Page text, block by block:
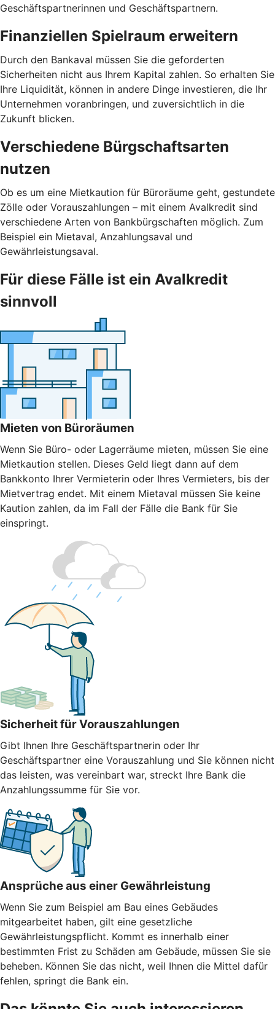
Geschäftspartnerinnen und Geschäftspartnern.
Finanziellen Spielraum erweitern
Durch den Bankaval müssen Sie die geforderten
Sicherheiten nicht aus Ihrem Kapital zahlen. So erhalten Sie
Ihre Liquidität, können in andere Dinge investieren, die Ihr
Unternehmen voranbringen, und zuversichtlich in die
Zukunft blicken.
Verschiedene Bürgschaftsarten
nutzen
Ob es um eine Mietkaution für Büroräume geht, gestundete
Zölle oder Vorauszahlungen – mit einem Avalkredit sind
verschiedene Arten von Bankbürgschaften möglich. Zum
Beispiel ein Mietaval, Anzahlungsaval und
Gewährleistungsaval.
Für diese Fälle ist ein Avalkredit
sinnvoll
Mieten von Büroräumen
Wenn Sie Büro- oder Lagerräume mieten, müssen Sie eine
Mietkaution stellen. Dieses Geld liegt dann auf dem
Bankkonto Ihrer Vermieterin oder Ihres Vermieters, bis der
Mietvertrag endet. Mit einem Mietaval müssen Sie keine
Kaution zahlen, da im Fall der Fälle die Bank für Sie
einspringt.
Sicherheit für Vorauszahlungen
Gibt Ihnen Ihre Geschäftspartnerin oder Ihr
Geschäftspartner eine Vorauszahlung und Sie können nicht
das leisten, was vereinbart war, streckt Ihre Bank die
Anzahlungssumme für Sie vor.
Ansprüche aus einer Gewährleistung
Wenn Sie zum Beispiel am Bau eines Gebäudes
mitgearbeitet haben, gilt eine gesetzliche
Gewährleistungspflicht. Kommt es innerhalb einer
bestimmten Frist zu Schäden am Gebäude, müssen Sie sie
beheben. Können Sie das nicht, weil Ihnen die Mittel dafür
fehlen, springt die Bank ein.